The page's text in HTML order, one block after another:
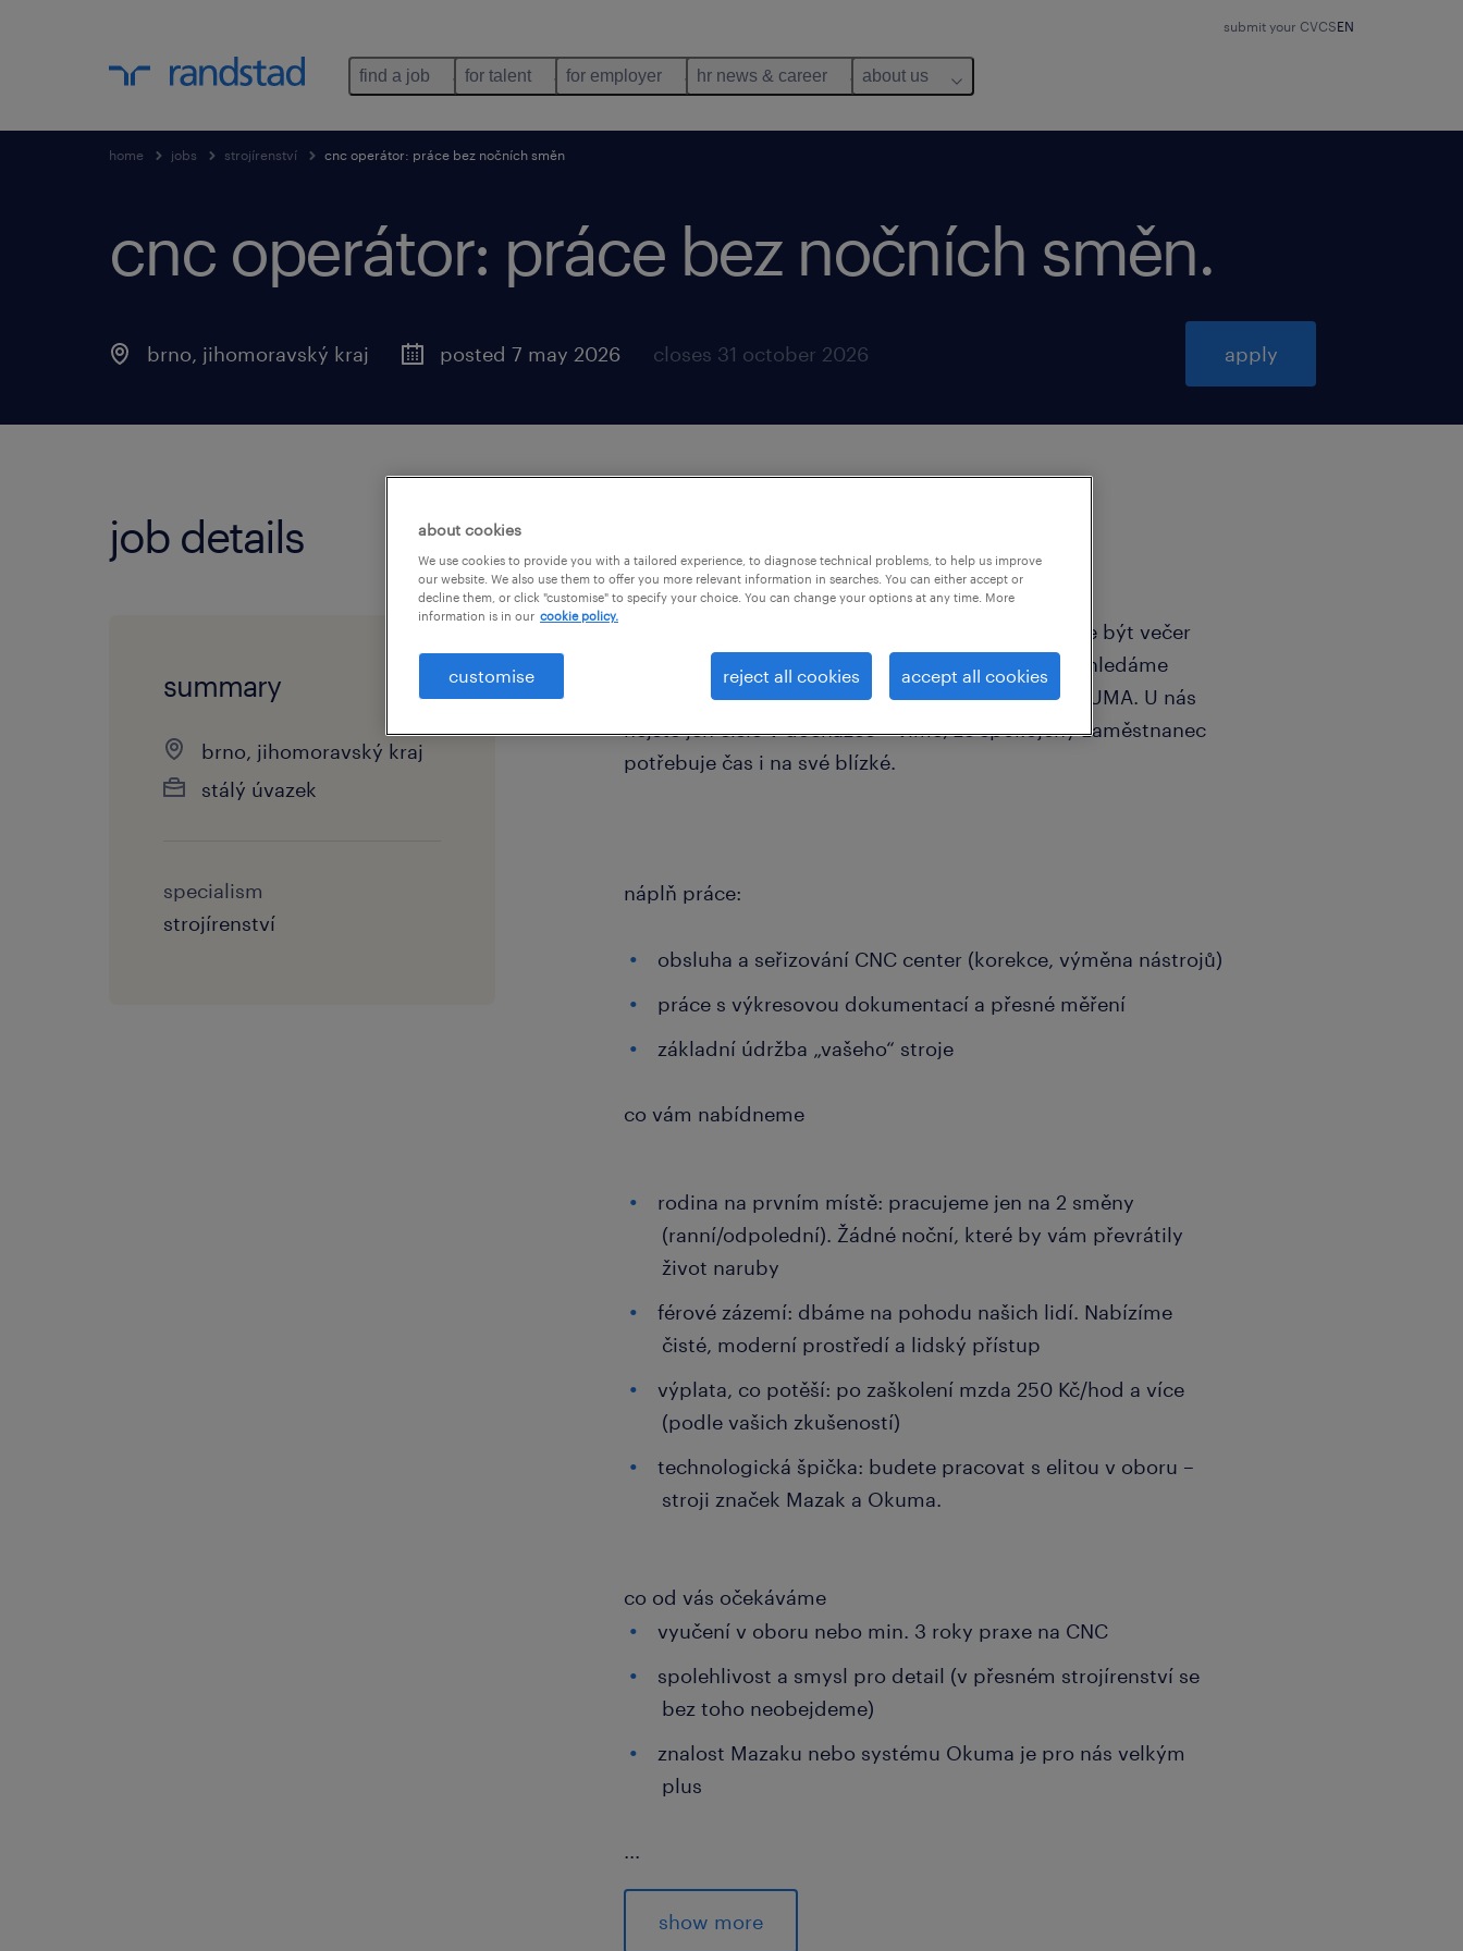
submit your CVCSEN
find a job for talent for employer hr news & career about us
home jobs strojírenství cnc operátor: práce bez nočních směn
cnc operátor: práce bez nočních směn.
brno, jihomoravský kraj posted 7 may 2026 closes 31 october 2026 apply
job details
summary
brno, jihomoravský kraj
stálý úvazek
specialism
strojírenství
Hledáte špičkovou technologii, ale zároveň chcete být večer
doma s rodinou? Do našeho strojírenského týmu hledáme
kolegu na CNC soustružnická centra MAZAK a OKUMA. U nás
nejste jen číslo v docházce – víme, že spokojený zaměstnanec
potřebuje čas i na své blízké.
náplň práce:
obsluha a seřizování CNC center (korekce, výměna nástrojů)
práce s výkresovou dokumentací a přesné měření
základní údržba „vašeho“ stroje
co vám nabídneme
rodina na prvním místě: pracujeme jen na 2 směny
(ranní/odpolední). Žádné noční, které by vám převrátily
život naruby
férové zázemí: dbáme na pohodu našich lidí. Nabízíme
čisté, moderní prostředí a lidský přístup
výplata, co potěší: po zaškolení mzda 250 Kč/hod a více
(podle vašich zkušeností)
technologická špička: budete pracovat s elitou v oboru –
stroji značek Mazak a Okuma.
co od vás očekáváme
vyučení v oboru nebo min. 3 roky praxe na CNC
spolehlivost a smysl pro detail (v přesném strojírenství se
bez toho neobejdeme)
znalost Mazaku nebo systému Okuma je pro nás velkým
plus
...
jak se přihlásit
Pokud Vás tato nabídka práce zaujala, reagujte prosím na tento
show more
about cookies
We use cookies to provide you with a tailored experience, to diagnose technical problems, to help us improve
our website. We also use them to offer you more relevant information in searches. You can either accept or
decline them, or click "customise" to specify your choice. You can change your options at any time. More
information is in our cookie policy.
customise reject all cookies accept all cookies